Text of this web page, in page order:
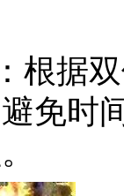
根据
免时